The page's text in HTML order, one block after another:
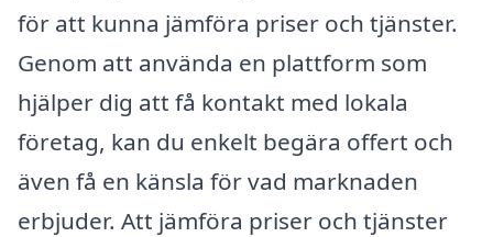
för att kunna jämföra priser och tjänster.
Genom att använda en plattform som
hjälper dig att få kontakt med lokala
företag, kan du enkelt begära offert och
även få en känsla för vad marknaden
erbjuder. Att jämföra priser och tjänster